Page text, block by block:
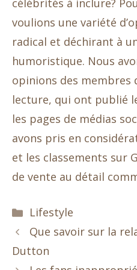
célébrités à inclure?
voulions une variété
radical et déchirant à
humoristique. Nous
opinions des membres
lecture, qui ont publié
les pages de médias
avons pris en
et les classements sur
de vente au détail
Catégories
Lifestyle
Que savoir sur la
Dutton